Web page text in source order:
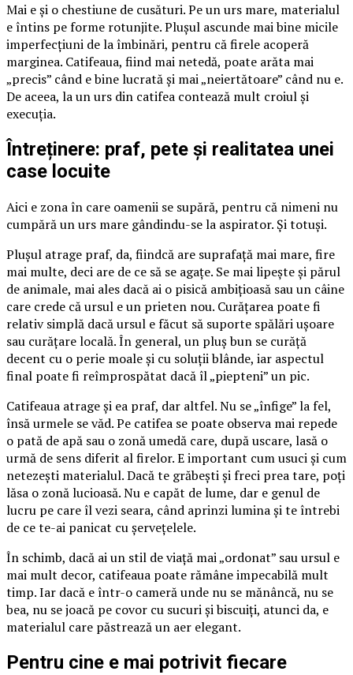
Mai e și o chestiune de cusături. Pe un urs mare, materialul
e întins pe forme rotunjite. Plușul ascunde mai bine micile
imperfecțiuni de la îmbinări, pentru că firele acoperă
marginea. Catifeaua, fiind mai netedă, poate arăta mai
„precis” când e bine lucrată și mai „neiertătoare” când nu e.
De aceea, la un urs din catifea contează mult croiul și
execuția.
Întreținere: praf, pete și realitatea unei
case locuite
Aici e zona în care oamenii se supără, pentru că nimeni nu
cumpără un urs mare gândindu-se la aspirator. Și totuși.
Plușul atrage praf, da, fiindcă are suprafață mai mare, fire
mai multe, deci are de ce să se agațe. Se mai lipește și părul
de animale, mai ales dacă ai o pisică ambițioasă sau un câine
care crede că ursul e un prieten nou. Curățarea poate fi
relativ simplă dacă ursul e făcut să suporte spălări ușoare
sau curățare locală. În general, un pluș bun se curăță
decent cu o perie moale și cu soluții blânde, iar aspectul
final poate fi reîmprospătat dacă îl „piepteni” un pic.
Catifeaua atrage și ea praf, dar altfel. Nu se „înfige” la fel,
însă urmele se văd. Pe catifea se poate observa mai repede
o pată de apă sau o zonă umedă care, după uscare, lasă o
urmă de sens diferit al firelor. E important cum usuci și cum
netezești materialul. Dacă te grăbești și freci prea tare, poți
lăsa o zonă lucioasă. Nu e capăt de lume, dar e genul de
lucru pe care îl vezi seara, când aprinzi lumina și te întrebi
de ce te-ai panicat cu șervețelele.
În schimb, dacă ai un stil de viață mai „ordonat” sau ursul e
mai mult decor, catifeaua poate rămâne impecabilă mult
timp. Iar dacă e într-o cameră unde nu se mănâncă, nu se
bea, nu se joacă pe covor cu sucuri și biscuiți, atunci da, e
materialul care păstrează un aer elegant.
Pentru cine e mai potrivit fiecare